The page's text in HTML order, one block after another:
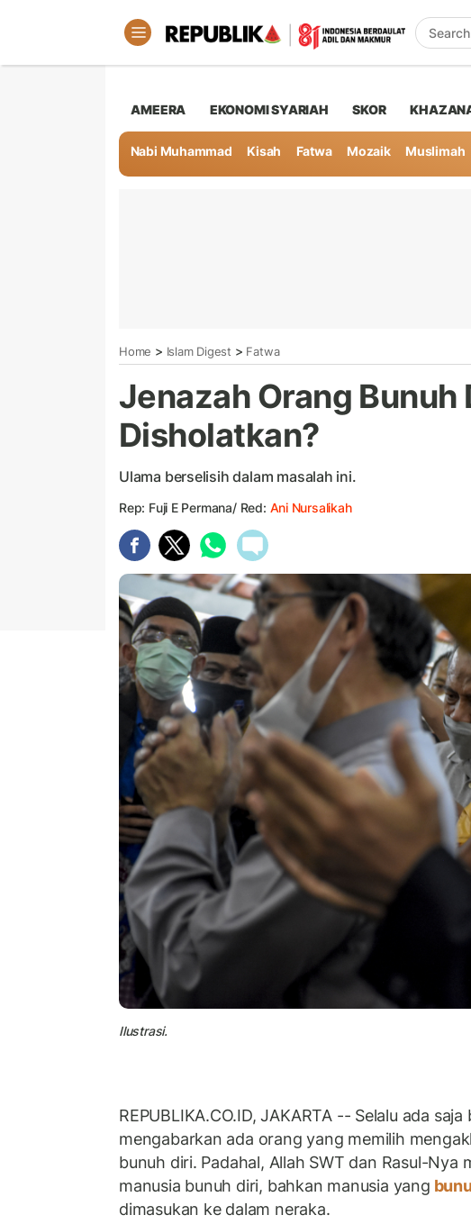
AMEERA EKONOMI SYARIAH SKOR
Nabi Muhammad Kisah Fatwa Mozaik Muslimah
Home > Islam Digest > Fatwa
Jenazah Orang Bunuh
Disholatkan?
Ulama berselisih dalam masalah ini.
Rep: Fuji E Permana/ Red: Ani Nursalikah
Ilustrasi.
REPUBLIKA.CO.ID, JAKARTA -- Selalu ada
mengabarkan ada orang yang memilih
bunuh diri. Padahal, Allah SWT dan Rasul-Nya
manusia bunuh diri, bahkan manusia yang
dimasukan ke dalam neraka.